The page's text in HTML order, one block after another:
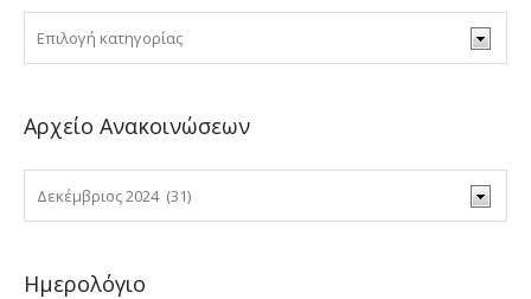
Αρχείο Ανακοινώσεων
Ημερολόγιο